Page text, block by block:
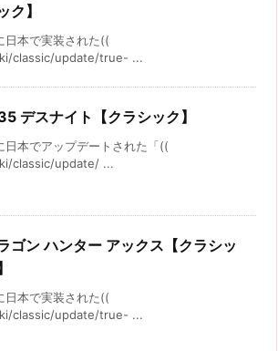
ク】
日本で実装された((
classic/update/true- ...
デスナイト【クラシック】
日本でアップデートされた「((
classic/update/ ...
ゴン ハンター アックス【クラシッ
日本で実装された((
classic/update/true- ...